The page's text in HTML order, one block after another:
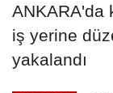
ANKARA'da
iş yerine
yakalandı